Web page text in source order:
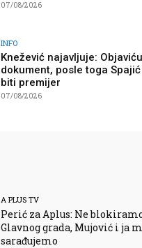
07/08/2026
INFO
Knežević najavljuje: Objaviću
dokument, posle toga
biti premijer
07/08/2026
A PLUS TV
Perić za Aplus: Ne
Glavnog grada, Mujović i ja
sarađujemo